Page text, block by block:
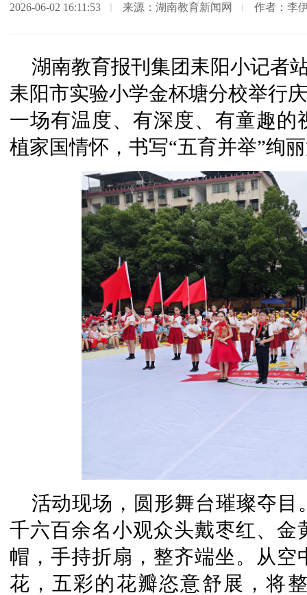
2026-06-02 16:11:53 来源：湖南教育新闻网 作者：李
湖南教育报刊集团耒阳小记者
耒阳市实验小学金杯塘分校举行
一场有温度、有深度、有童趣
植家国情怀，书写“五育并举”绚
活动现场，圆形舞台璀璨夺
千六百余名小观众头戴枣红、
帽，手持折扇，整齐端坐。从
花，五彩的花瓣恣意舒展，将